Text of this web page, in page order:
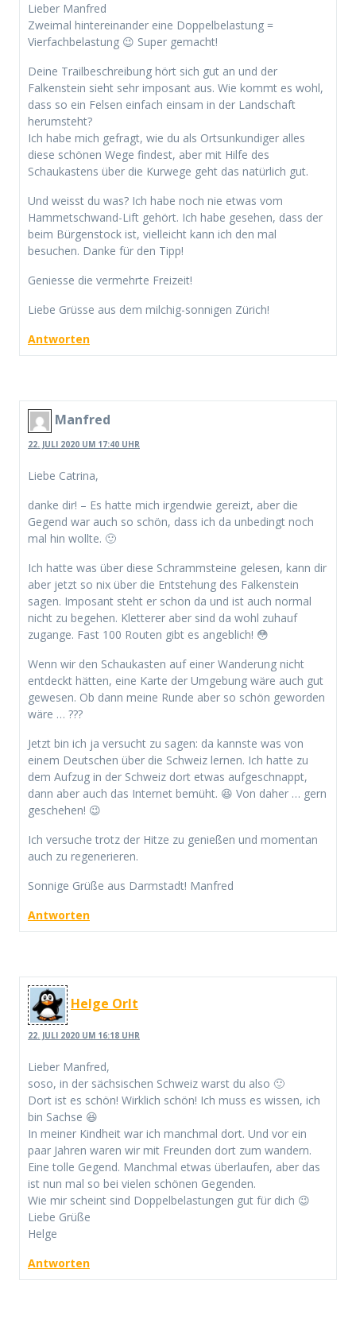
Lieber Manfred
Zweimal hintereinander eine Doppelbelastung =
Vierfachbelastung 😉 Super gemacht!
Deine Trailbeschreibung hört sich gut an und der
Falkenstein sieht sehr imposant aus. Wie kommt es wohl,
dass so ein Felsen einfach einsam in der Landschaft
herumsteht?
Ich habe mich gefragt, wie du als Ortsunkundiger alles
diese schönen Wege findest, aber mit Hilfe des
Schaukastens über die Kurwege geht das natürlich gut.
Und weisst du was? Ich habe noch nie etwas vom
Hammetschwand-Lift gehört. Ich habe gesehen, dass der
beim Bürgenstock ist, vielleicht kann ich den mal
besuchen. Danke für den Tipp!
Geniesse die vermehrte Freizeit!
Liebe Grüsse aus dem milchig-sonnigen Zürich!
Antworten
Manfred
22. JULI 2020 UM 17:40 UHR
Liebe Catrina,
danke dir! – Es hatte mich irgendwie gereizt, aber die
Gegend war auch so schön, dass ich da unbedingt noch
mal hin wollte. 🙂
Ich hatte was über diese Schrammsteine gelesen, kann dir
aber jetzt so nix über die Entstehung des Falkenstein
sagen. Imposant steht er schon da und ist auch normal
nicht zu begehen. Kletterer aber sind da wohl zuhauf
zugange. Fast 100 Routen gibt es angeblich! 😳
Wenn wir den Schaukasten auf einer Wanderung nicht
entdeckt hätten, eine Karte der Umgebung wäre auch gut
gewesen. Ob dann meine Runde aber so schön geworden
wäre … ???
Jetzt bin ich ja versucht zu sagen: da kannste was von
einem Deutschen über die Schweiz lernen. Ich hatte zu
dem Aufzug in der Schweiz dort etwas aufgeschnappt,
dann aber auch das Internet bemüht. 😆 Von daher … gern
geschehen! 😉
Ich versuche trotz der Hitze zu genießen und momentan
auch zu regenerieren.
Sonnige Grüße aus Darmstadt! Manfred
Antworten
Helge Orlt
22. JULI 2020 UM 16:18 UHR
Lieber Manfred,
soso, in der sächsischen Schweiz warst du also 🙂
Dort ist es schön! Wirklich schön! Ich muss es wissen, ich
bin Sachse 😆
In meiner Kindheit war ich manchmal dort. Und vor ein
paar Jahren waren wir mit Freunden dort zum wandern.
Eine tolle Gegend. Manchmal etwas überlaufen, aber das
ist nun mal so bei vielen schönen Gegenden.
Wie mir scheint sind Doppelbelastungen gut für dich 😉
Liebe Grüße
Helge
Antworten